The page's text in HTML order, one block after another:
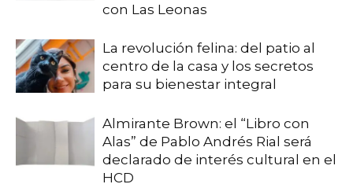
con Las Leonas
La revolución felina: del patio al
centro de la casa y los secretos
para su bienestar integral
Almirante Brown: el “Libro con
Alas” de Pablo Andrés Rial será
declarado de interés cultural en el
HCD